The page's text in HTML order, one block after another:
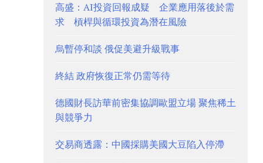
高盛：AI投資回報成疑 企業應用落後於需
求 槓桿與循環投資為潛在風險
烏暫停和談 俄促美避升級戰事
終結 政府恢復正常仍需等待
德國財長訪華前密集協調歐盟立場 聚焦稀土
與競爭力
交易商透露：中國採購美國大豆陷入停滯